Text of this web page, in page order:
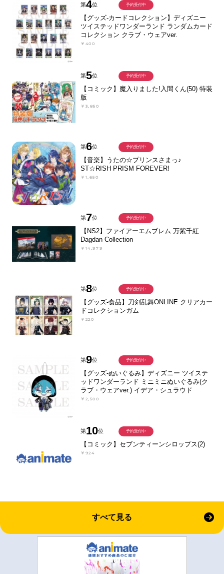
第4位
【グッズ-カードコレクション】ディズニー
ツイステッドワンダーランド ランダムカード
コレクション クラブ・ウェアver.
￥400
予約受付中
第5位
【コミック】魔入りました!入間くん(50) 特装
版
￥3,850
予約受付中
第6位
【音楽】うたの☆プリンスさまっ♪
ST☆RISH PRISM FOREVER!
￥1,650
予約受付中
第7位
【NS2】ファイアーエムブレム 万紫千紅
Dagdan Collection
￥14,979
予約受付中
第8位
【グッズ-食品】刀剣乱舞ONLINE クリアカー
ドコレクションガム
￥220
予約受付中
第9位
【グッズ-ぬいぐるみ】ディズニー ツイステ
ッドワンダーランド ミニミニぬいぐるみ(ク
ラブ・ウェアver.) イデア・シュラウド
￥2,500
予約受付中
第10位
【コミック】セブンティーンシロップス(2)
￥924
予約受付中
すべて見る